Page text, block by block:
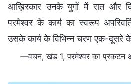
आख़िरकार उनके युगों में रात और
परमेश्वर के कार्य का स्वरूप
उसके कार्य के विभिन्न चरण एक-
—वचन, खंड 1, परमेश्वर का प्रकटन